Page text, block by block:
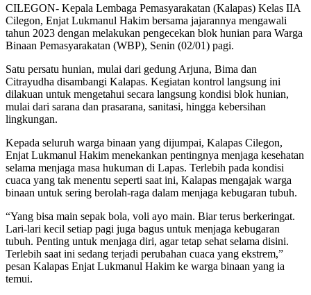
CILEGON- Kepala Lembaga Pemasyarakatan (Kalapas) Kelas IIA
Cilegon, Enjat Lukmanul Hakim bersama jajarannya mengawali
tahun 2023 dengan melakukan pengecekan blok hunian para Warga
Binaan Pemasyarakatan (WBP), Senin (02/01) pagi.
Satu persatu hunian, mulai dari gedung Arjuna, Bima dan
Citrayudha disambangi Kalapas. Kegiatan kontrol langsung ini
dilakuan untuk mengetahui secara langsung kondisi blok hunian,
mulai dari sarana dan prasarana, sanitasi, hingga kebersihan
lingkungan.
Kepada seluruh warga binaan yang dijumpai, Kalapas Cilegon,
Enjat Lukmanul Hakim menekankan pentingnya menjaga kesehatan
selama menjaga masa hukuman di Lapas. Terlebih pada kondisi
cuaca yang tak menentu seperti saat ini, Kalapas mengajak warga
binaan untuk sering berolah-raga dalam menjaga kebugaran tubuh.
“Yang bisa main sepak bola, voli ayo main. Biar terus berkeringat.
Lari-lari kecil setiap pagi juga bagus untuk menjaga kebugaran
tubuh. Penting untuk menjaga diri, agar tetap sehat selama disini.
Terlebih saat ini sedang terjadi perubahan cuaca yang ekstrem,”
pesan Kalapas Enjat Lukmanul Hakim ke warga binaan yang ia
temui.